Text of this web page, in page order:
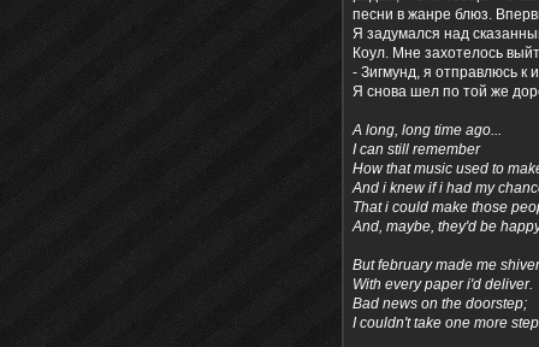
песни в жанре блюз.
Я задумался над
Коул. Мне захотелось
- Зигмунд, я отправлюсь к
Я снова шел по той же
A long, long time ago...
I can still remember
How that music used to
And i knew if i had my
That i could make those
And, maybe, they'd be
But february made me shiver
With every paper i'd deliver.
Bad news on the doorstep;
I couldn't take one more